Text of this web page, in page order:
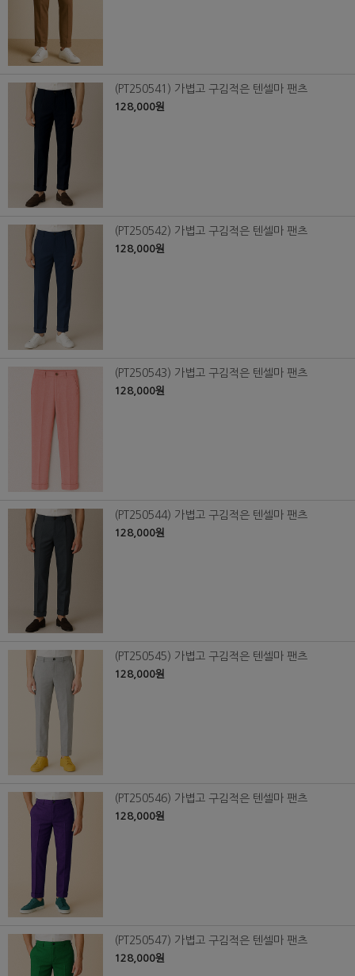
(PT250541) 가볍고 구김적은 텐셀마 팬츠
128,000원
(PT250542) 가볍고 구김적은 텐셀마 팬츠
128,000원
(PT250543) 가볍고 구김적은 텐셀마 팬츠
128,000원
(PT250544) 가볍고 구김적은 텐셀마 팬츠
128,000원
(PT250545) 가볍고 구김적은 텐셀마 팬츠
128,000원
(PT250546) 가볍고 구김적은 텐셀마 팬츠
128,000원
(PT250547) 가볍고 구김적은 텐셀마 팬츠
128,000원